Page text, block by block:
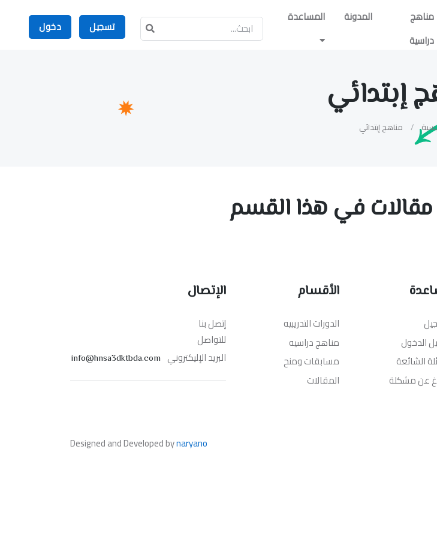
مناهج
دراسية
المدونة المساعدة
تسجيل دخول
إبتدائي
مناهج إبتدائي
مقالات في هذا القسم
الدخول
الشائعة
عن مشكلة
الأقسام
الدورات التدريبيه
مناهج دراسيه
مسابقات ومنح
المقالات
الإتصال
إتصل بنا
للتواصل
البريد الإليكتروني info@hnsa3dktbda.com
Designed and Developed bynaryano